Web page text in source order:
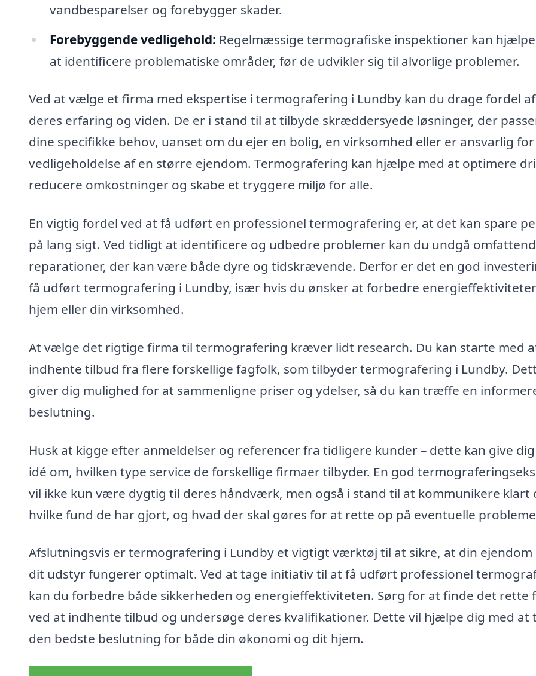
vandbesparelser og forebygger skader.
Forebyggende vedligehold: Regelmæssige termografiske inspektioner kan
at identificere problematiske områder, før de udvikler sig til alvorlige problemer.
Ved at vælge et firma med ekspertise i termografering i Lundby kan du drage fordel af
deres erfaring og viden. De er i stand til at tilbyde skræddersyede løsninger, der
dine specifikke behov, uanset om du ejer en bolig, en virksomhed eller er ansvarlig for
vedligeholdelse af en større ejendom. Termografering kan hjælpe med at optimere
reducere omkostninger og skabe et tryggere miljø for alle.
En vigtig fordel ved at få udført en professionel termografering er, at det kan spare
på lang sigt. Ved tidligt at identificere og udbedre problemer kan du undgå
reparationer, der kan være både dyre og tidskrævende. Derfor er det en god
få udført termografering i Lundby, især hvis du ønsker at forbedre
hjem eller din virksomhed.
At vælge det rigtige firma til termografering kræver lidt research. Du kan starte med
indhente tilbud fra flere forskellige fagfolk, som tilbyder termografering i Lundby.
giver dig mulighed for at sammenligne priser og ydelser, så du kan træffe en
beslutning.
Husk at kigge efter anmeldelser og referencer fra tidligere kunder – dette kan give
idé om, hvilken type service de forskellige firmaer tilbyder. En god
vil ikke kun være dygtig til deres håndværk, men også i stand til at kommunikere klart
hvilke fund de har gjort, og hvad der skal gøres for at rette op på eventuelle
Afslutningsvis er termografering i Lundby et vigtigt værktøj til at sikre, at din ejendom
dit udstyr fungerer optimalt. Ved at tage initiativ til at få udført professionel
kan du forbedre både sikkerheden og energieffektiviteten. Sørg for at finde det rette
ved at indhente tilbud og undersøge deres kvalifikationer. Dette vil hjælpe dig med
den bedste beslutning for både din økonomi og dit hjem.